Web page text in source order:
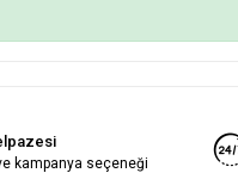
kampanya seçeneği